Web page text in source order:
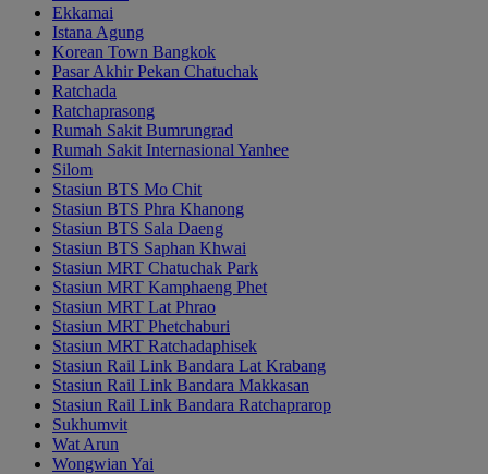
Ekkamai
Istana Agung
Korean Town Bangkok
Pasar Akhir Pekan Chatuchak
Ratchada
Ratchaprasong
Rumah Sakit Bumrungrad
Rumah Sakit Internasional Yanhee
Silom
Stasiun BTS Mo Chit
Stasiun BTS Phra Khanong
Stasiun BTS Sala Daeng
Stasiun BTS Saphan Khwai
Stasiun MRT Chatuchak Park
Stasiun MRT Kamphaeng Phet
Stasiun MRT Lat Phrao
Stasiun MRT Phetchaburi
Stasiun MRT Ratchadaphisek
Stasiun Rail Link Bandara Lat Krabang
Stasiun Rail Link Bandara Makkasan
Stasiun Rail Link Bandara Ratchaprarop
Sukhumvit
Wat Arun
Wongwian Yai